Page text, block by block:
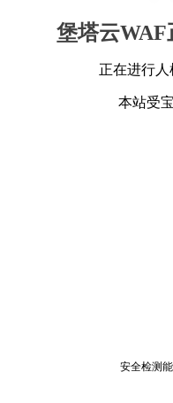
堡塔云WAF
正在进行
本站受
安全检测